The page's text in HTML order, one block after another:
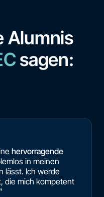
Alumnis
sagen:
hervorragende
in meinen
lässt. Ich werde
die mich kompetent